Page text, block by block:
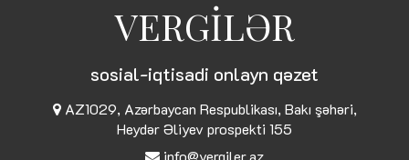
VERGİLƏR
sosial-iqtisadi onlayn qəzet
AZ1029, Azərbaycan Respublikası, Bakı şəhəri,
Heydər Əliyev prospekti 155
info@vergiler.az